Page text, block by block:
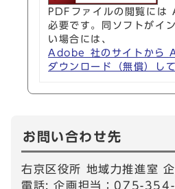
PDFファイルの閲覧に
必要です。同ソフトがイ
い場合には、
Adobe 社のサイトから
ダウンロード（無償）し
お問い合わせ先
右京区役所 地域力推進室
電話: 企画担当：075-